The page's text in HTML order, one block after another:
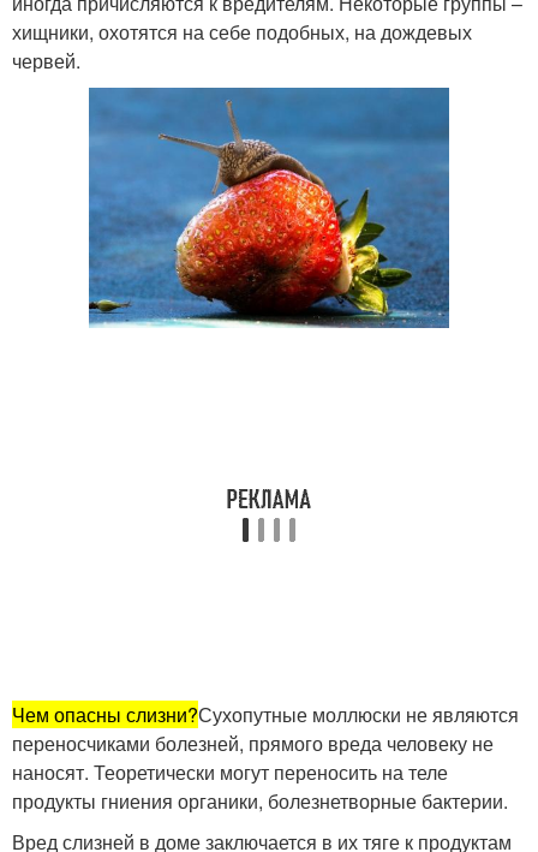
хищники, охотятся на себе подобных, на дождевых
червей.
Чем опасны слизни?Сухопутные моллюски не являются
переносчиками болезней, прямого вреда человеку не
наносят. Теоретически могут переносить на теле
продукты гниения органики, болезнетворные бактерии.
Вред слизней в доме заключается в их тяге к продуктам